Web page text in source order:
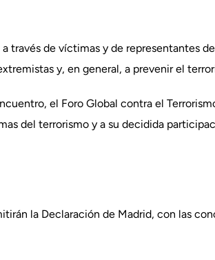
través de víctimas y de representantes
y, en general, a prevenir el
el Foro Global contra el
del terrorismo y a su decidida
la Declaración de Madrid, con las